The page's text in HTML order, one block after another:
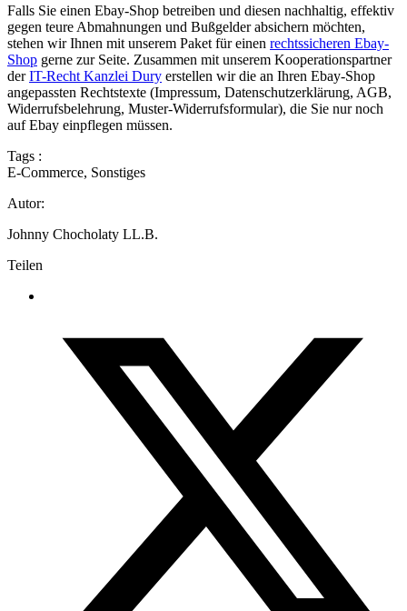
Falls Sie einen Ebay-Shop betreiben und diesen nachhaltig, effektiv
gegen teure Abmahnungen und Bußgelder absichern möchten,
stehen wir Ihnen mit unserem Paket für einen rechtssicheren Ebay-
Shop gerne zur Seite. Zusammen mit unserem Kooperationspartner
derIT-Recht Kanzlei Dury erstellen wir die an Ihren Ebay-Shop
angepassten Rechtstexte (Impressum, Datenschutzerklärung, AGB,
Widerrufsbelehrung, Muster-Widerrufsformular), die Sie nur noch
auf Ebay einpflegen müssen.
Tags :
E-Commerce, Sonstiges
Autor:
Johnny Chocholaty LL.B.
Teilen